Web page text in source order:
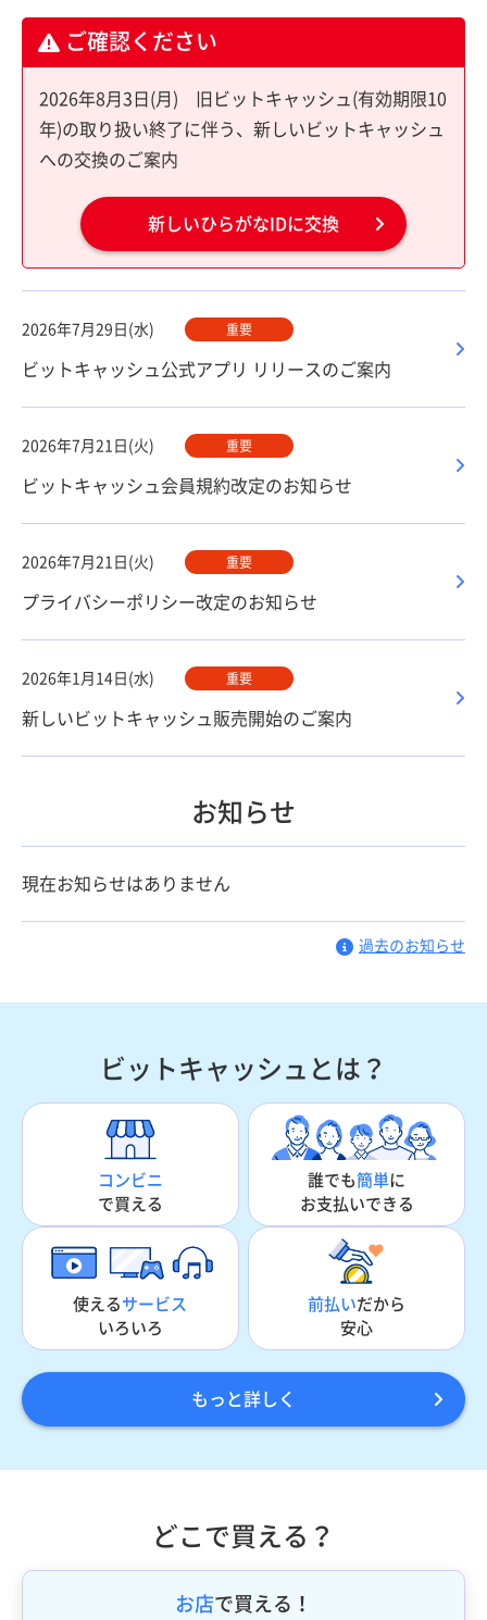
ご確認ください
2026年8月3日(月) 旧ビットキャッシュ(有効期限10
年)の取り扱い終了に伴う、新しいビットキャッシュ
への交換のご案内
新しいひらがなIDに交換
2026年7月29日(水) 重要
ビットキャッシュ公式アプリ リリースのご案内
2026年7月21日(火) 重要
ビットキャッシュ会員規約改定のお知らせ
2026年7月21日(火) 重要
プライバシーポリシー改定のお知らせ
2026年1月14日(水) 重要
新しいビットキャッシュ販売開始のご案内
お知らせ
現在お知らせはありません
過去のお知らせ
ビットキャッシュとは？
コンビニ
で買える
誰でも簡単に
お支払いできる
使える サービス
いろいろ
前払いだから
安心
もっと詳しく
どこで買える？
お店で買える！